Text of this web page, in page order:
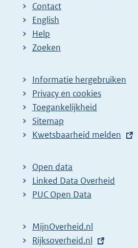
Contact
English
Help
Zoeken
Informatie hergebruiken
Privacy en cookies
Toegankelijkheid
Sitemap
E
t
e
r
l
i
Kwetsbaarheid melden
Open data
Linked Data Overheid
PUC Open Data
MijnOverheid.nl
E
Rijksoverheid.nl